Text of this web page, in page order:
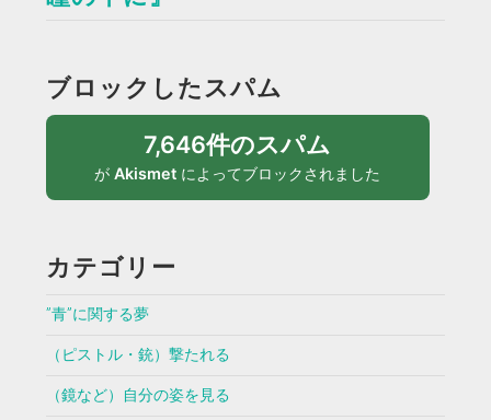
ブロックしたスパム
7,646件のスパム
がAkismet によってブロックされました
カテゴリー
”青”に関する夢
（ピストル・銃）撃たれる
（鏡など）自分の姿を見る